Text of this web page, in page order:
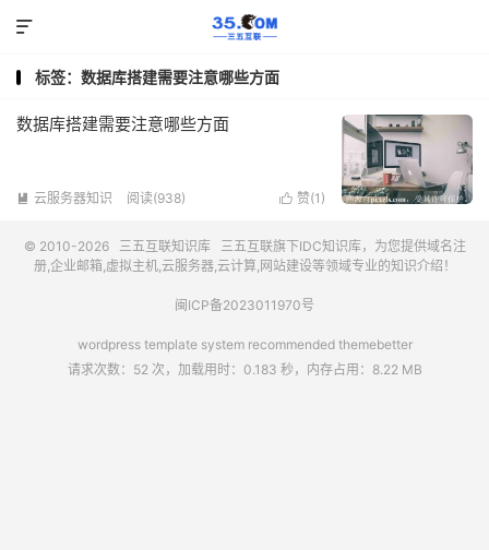

标签：数据库搭建需要注意哪些方面
数据库搭建需要注意哪些方面
 云服务器知识 阅读(938)  赞(1 )
© 2010-2026 三五互联知识库 三五互联旗下IDC知识库，为您提供域名注
册,企业邮箱,虚拟主机,云服务器,云计算,网站建设等领域专业的知识介绍！
闽ICP备2023011970号
wordpress template system recommended themebetter
请求次数：52 次，加载用时：0.183 秒，内存占用：8.22 MB